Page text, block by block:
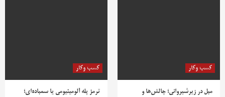
کسب وکار
مبل در زیرشیروانی؛ چالش‌ها و
کسب وکار
ترمز پله آلومینیومی یا سمباده‌ای؛